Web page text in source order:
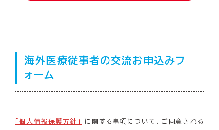
海外医療従事者の交流お申込みフ
ォーム
「個人情報保護方針」
に関する事項について、ご同意される